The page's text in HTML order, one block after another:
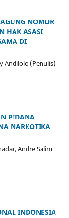
NOMOR
HAK ASASI
DI
Andilolo (Penulis)
PIDANA
NARKOTIKA
Andre Salim
INDONESIA